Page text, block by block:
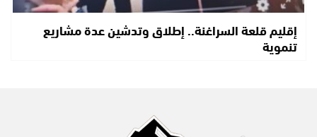
إقليم قلعة السراغنة.. إطلاق وتدشين عدة مشاريع
تنموية